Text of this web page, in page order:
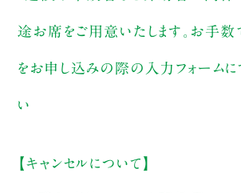
途お席をご用意いたします。お手数
をお申し込みの際の入力フォームに
い
【キャンセルについて】